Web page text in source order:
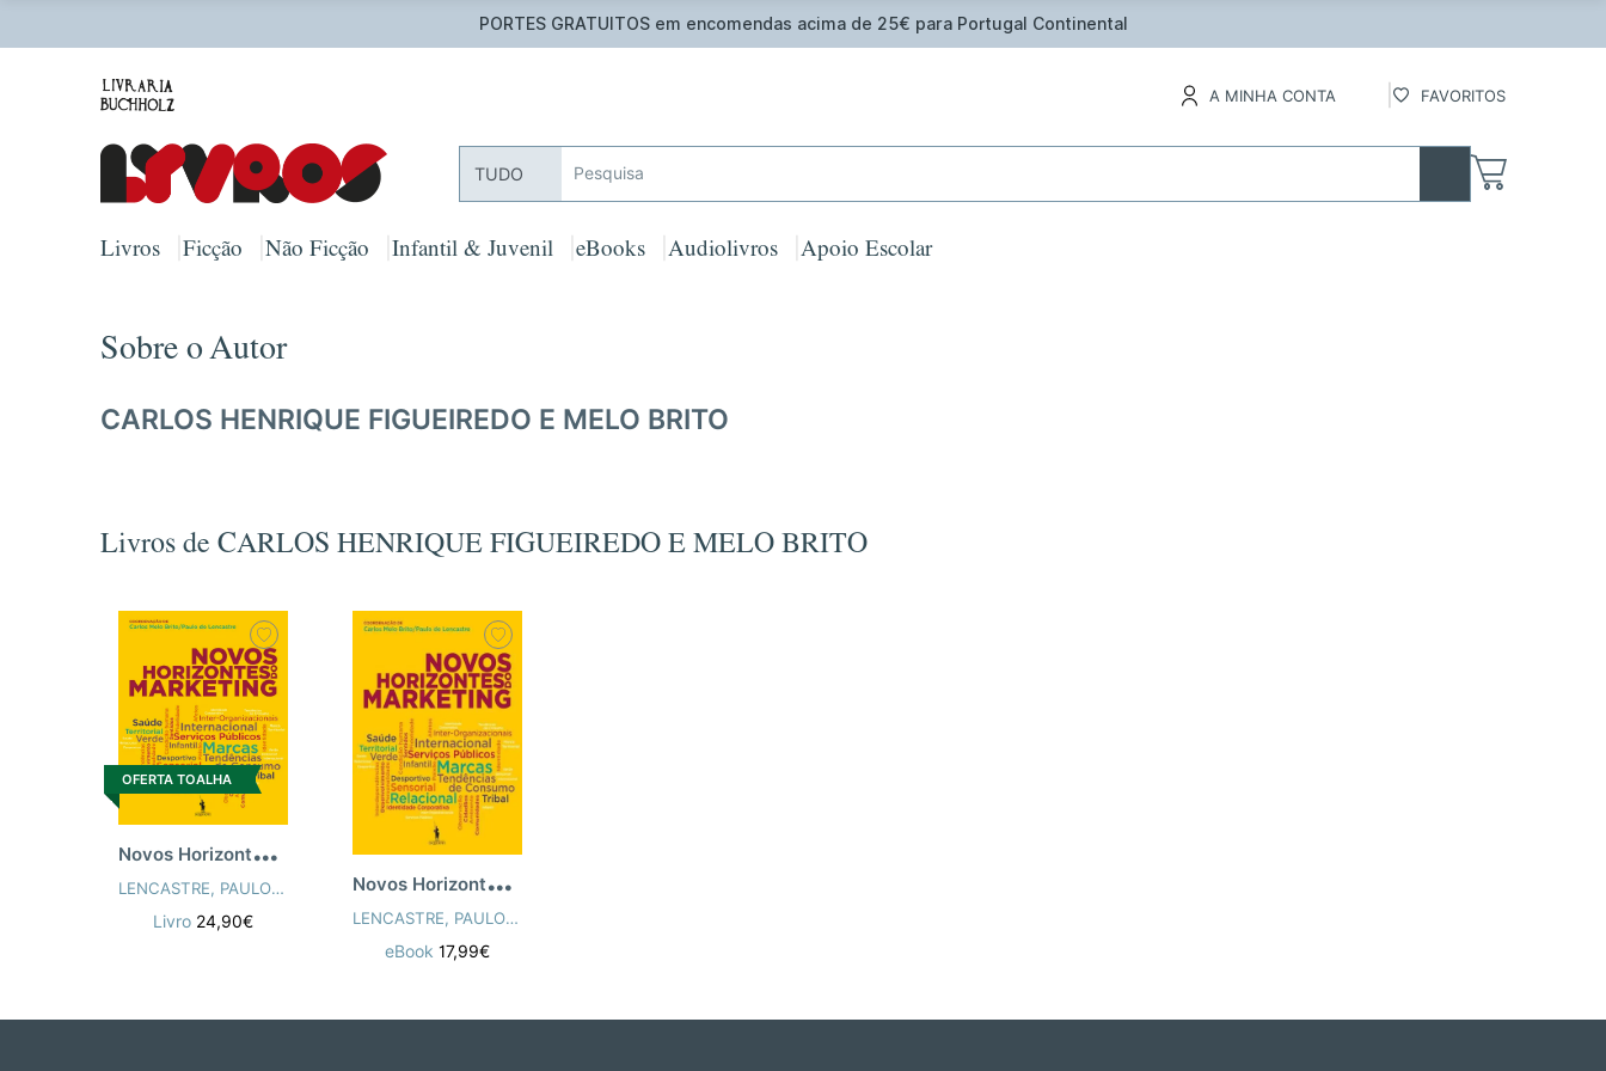
PORTES GRATUITOS em encomendas acima de 25€ para Portugal Continental
A MINHA CONTA FAVORITOS
TUDO
Livros Ficção Não Ficção Infantil & Juvenil eBooks Audiolivros Apoio Escolar
Sobre o Autor
CARLOS HENRIQUE FIGUEIREDO E MELO BRITO
Livros de CARLOS HENRIQUE FIGUEIREDO E MELO BRITO
OFERTA TOALHA
N
ovos Horizontes do Marketing
LENCASTRE, PAULO DE (COORD.) ,CARLOS HENRIQUE FIGUEIREDO E MELO BRITO
Livro 24,90€
N
ovos Horizontes do Marketing
LENCASTRE, PAULO DE (COORD.)
eBook 17,99€